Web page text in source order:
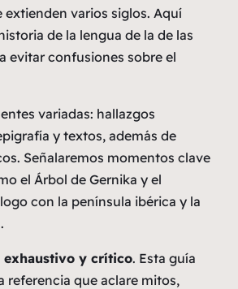
extienden varios siglos. Aquí
de la lengua de la de las
evitar confusiones sobre el
variadas: hallazgos
y textos, además de
Señalaremos momentos clave
el Árbol de Gernika y el
con la península ibérica y la
exhaustivo y crítico. Esta guía
referencia que aclare mitos,